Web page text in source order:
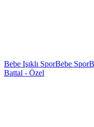
Bebe Işıklı SporBebe Spor
Battal - Özel